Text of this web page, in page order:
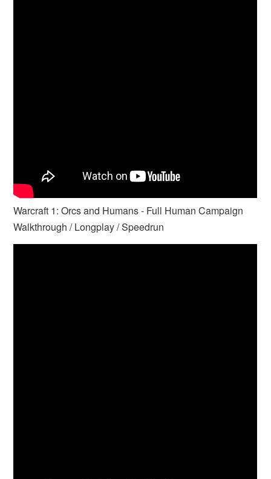
Warcraft 1: Orcs and Humans - Full Human Campaign
Walkthrough / Longplay / Speedrun